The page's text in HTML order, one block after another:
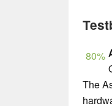
80%
The